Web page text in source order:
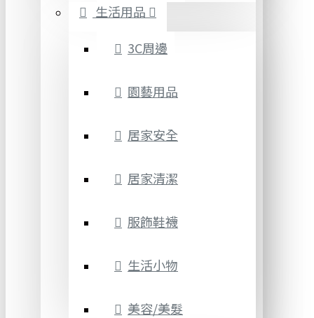
生活用品
3C周邊
園藝用品
居家安全
居家清潔
服飾鞋襪
生活小物
美容/美髮